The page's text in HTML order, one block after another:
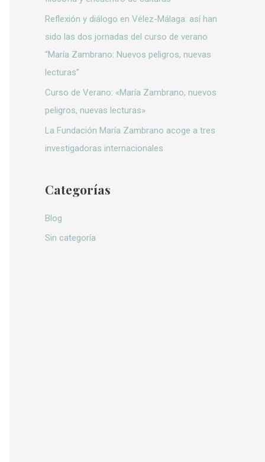
Reflexión y diálogo en Vélez-Málaga: así han
sido las dos jornadas del curso de verano
“María Zambrano: Nuevos peligros, nuevas
lecturas”
Curso de Verano: «María Zambrano, nuevos
peligros, nuevas lecturas»
La Fundación María Zambrano acoge a tres
investigadoras internacionales
Categorías
Blog
Sin categoría